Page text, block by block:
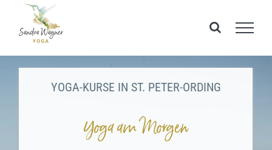
springen
YOGA-KURSE IN ST. PETER-ORDING
Yoga am Morgen